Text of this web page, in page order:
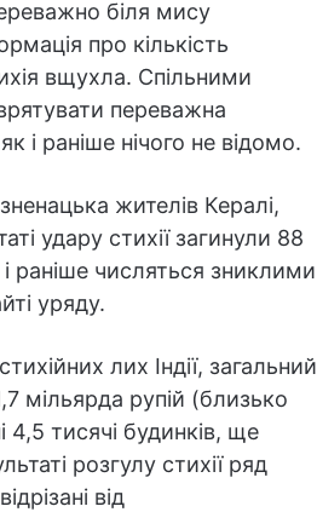
біля мису
про кількість
вщухла. Спільними
переважна
і раніше нічого не відомо.
жителів Кералі,
удару стихії загинули 88
раніше числяться зниклими
уряду.
лих Індії, загальний
мільярда рупій (близько
4,5 тисячі будинків, ще
розгулу стихії ряд
від